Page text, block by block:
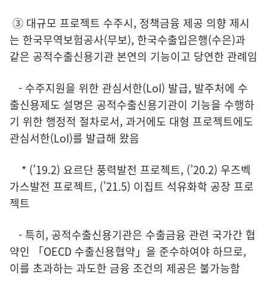
③ 대규모 프로젝트 수주시, 정책금융 제공 의향 제시
는 한국무역보험공사(무보), 한국수출입은행(수은)과
같은 공적수출신용기관 본연의 기능이고 당연한 관례임
- 수주지원을 위한 관심서한(LoI) 발급, 발주처에 수
출신용제도 설명은 공적수출신용기관이 기능을 수행하
기 위한 행정적 절차로서, 과거에도 대형 프로젝트에도
관심서한(LoI)를 발급해 왔음
* (’19.2) 요르단 풍력발전 프로젝트, (’20.2) 우즈벡
가스발전 프로젝트, (’21.5) 이집트 석유화학 공장 프로
젝트
- 특히, 공적수출신용기관은 수출금융 관련 국가간 협
약인 「OECD 수출신용협약」을 준수하여야 하므로,
이를 초과하는 과도한 금융 조건의 제공은 불가능함